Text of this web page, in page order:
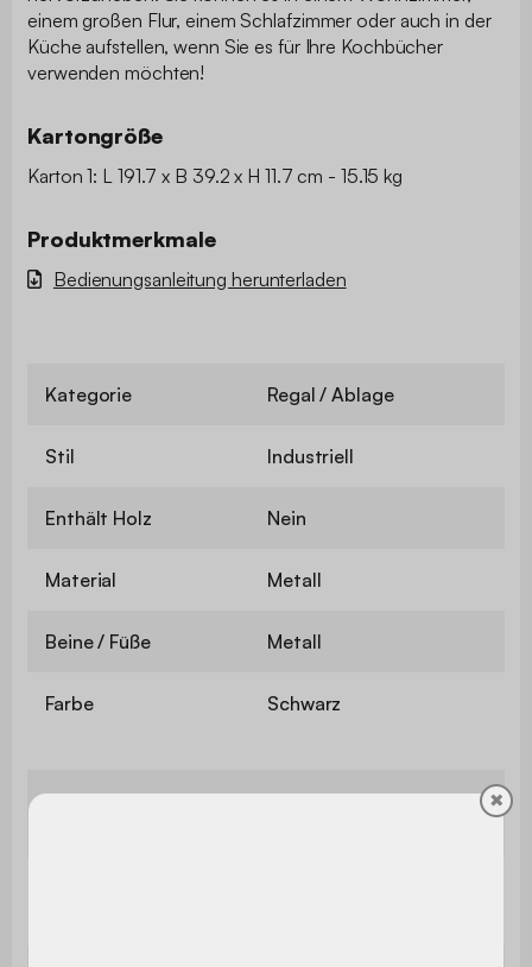
einem großen Flur, einem Schlafzimmer oder auch in der
Küche aufstellen, wenn Sie es für Ihre Kochbücher
verwenden möchten!
Kartongröße
Karton 1: L 191.7 x B 39.2 x H 11.7 cm - 15.15 kg
Produktmerkmale
Bedienungsanleitung herunterladen
Kategorie Regal / Ablage
Stil Industriell
Enthält Holz Nein
Material Metall
Beine / Füße Metall
Farbe Schwarz
Anzahl der
✖